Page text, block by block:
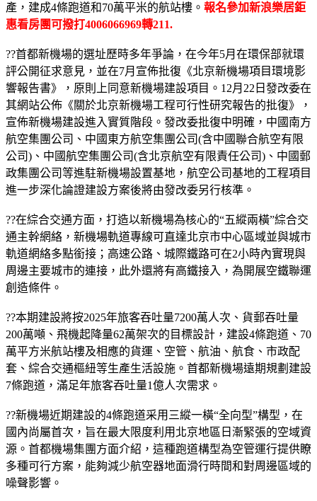
產，建成4條跑道和70萬平米的航站樓。 報名參加新浪樂居鉅
惠看房團可撥打4006066969轉211.
??首都新機場的選址歷時多年爭論，在今年5月在環保部就環
評公開征求意見，並在7月宣佈批復《北京新機場項目環境影
響報告書》，原則上同意新機場建設項目。12月22日發改委在
其網站公佈《關於北京新機場工程可行性研究報告的批復》，
宣佈新機場建設進入實質階段。發改委批復中明確，中國南方
航空集團公司、中國東方航空集團公司(含中國聯合航空有限
公司)、中國航空集團公司(含北京航空有限責任公司)、中國郵
政集團公司等進駐新機場設置基地，航空公司基地的工程項目
進一步深化論證建設方案後將由發改委另行核準。
??在綜合交通方面，打造以新機場為核心的“五縱兩橫”綜合交
通主幹網絡，新機場軌道專線可直達北京市中心區域並與城市
軌道網絡多點銜接；高速公路、城際鐵路可在2小時內實現與
周邊主要城市的連接，此外還將有高鐵接入，為開展空鐵聯運
創造條件。
??本期建設將按2025年旅客吞吐量7200萬人次、貨郵吞吐量
200萬噸、飛機起降量62萬架次的目標設計，建設4條跑道、70
萬平方米航站樓及相應的貨運、空管、航油、航食、市政配
套、綜合交通樞紐等生產生活設施。首都新機場遠期規劃建設
7條跑道，滿足年旅客吞吐量1億人次需求。
??新機場近期建設的4條跑道采用三縱一橫“全向型”構型，在
國內尚屬首次，旨在最大限度利用北京地區日漸緊張的空域資
源。首都機場集團方面介紹，這種跑道構型為空管運行提供瞭
多種可行方案，能夠減少航空器地面滑行時間和對周邊區域的
噪聲影響。